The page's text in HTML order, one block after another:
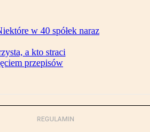
w 40 spółek naraz
a kto straci
przepisów
REGULAMIN